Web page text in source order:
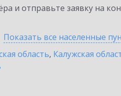
и отправьте заявку на
Показать все населенные
область, Калужская